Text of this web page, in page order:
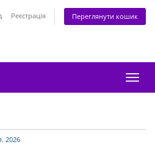
Реєстрація Переглянути кошик
2026